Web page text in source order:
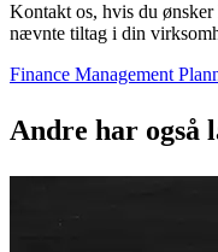
Kontakt os, hvis du
nævnte tiltag i din
Finance Management
Andre har også